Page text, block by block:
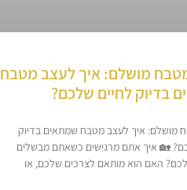
מטבח מושלם: איך לעצב מטבח
בדיוק לחיים שלכם?
מושלם: איך לעצב מטבח שמתאים בדיוק
🏡 איך אתם מרגישים כשאתם מבשלים
האם הוא מותאם לצרכים שלכם, או